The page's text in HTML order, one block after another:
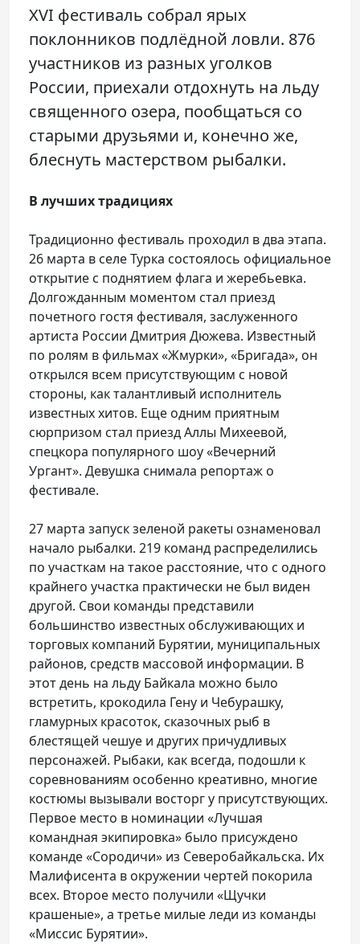
XVI фестиваль собрал ярых
поклонников подлёдной ловли. 876
участников из разных уголков
России, приехали отдохнуть на льду
священного озера, пообщаться со
старыми друзьями и, конечно же,
блеснуть мастерством рыбалки.
В лучших традициях
Традиционно фестиваль проходил в два этапа.
26 марта в селе Турка состоялось официальное
открытие с поднятием флага и жеребьевка.
Долгожданным моментом стал приезд
почетного гостя фестиваля, заслуженного
артиста России Дмитрия Дюжева. Известный
по ролям в фильмах «Жмурки», «Бригада», он
открылся всем присутствующим с новой
стороны, как талантливый исполнитель
известных хитов. Еще одним приятным
сюрпризом стал приезд Аллы Михеевой,
спецкора популярного шоу «Вечерний
Ургант». Девушка снимала репортаж о
фестивале.
27 марта запуск зеленой ракеты ознаменовал
начало рыбалки. 219 команд распределились
по участкам на такое расстояние, что с одного
крайнего участка практически не был виден
другой. Свои команды представили
большинство известных обслуживающих и
торговых компаний Бурятии, муниципальных
районов, средств массовой информации. В
этот день на льду Байкала можно было
встретить, крокодила Гену и Чебурашку,
гламурных красоток, сказочных рыб в
блестящей чешуе и других причудливых
персонажей. Рыбаки, как всегда, подошли к
соревнованиям особенно креативно, многие
костюмы вызывали восторг у присутствующих.
Первое место в номинации «Лучшая
командная экипировка» было присуждено
команде «Сородичи» из Северобайкальска. Их
Малифисента в окружении чертей покорила
всех. Второе место получили «Щучки
крашеные», а третье милые леди из команды
«Миссис Бурятии».